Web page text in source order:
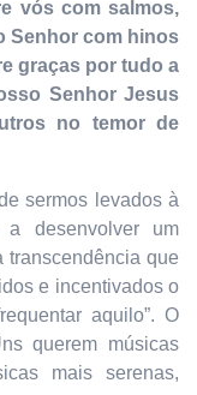
vós com salmos,
Senhor com hinos
graças por tudo a
Senhor Jesus
no temor de
sermos levados à
desenvolver um
transcendência que
e incentivados o
aquilo”. O
querem músicas
mais serenas,